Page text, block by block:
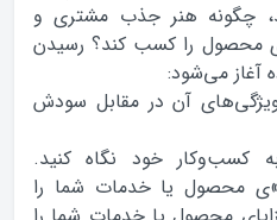
چگونه هنر جذب مشتری و
محصول را کسب کند؟ رسیدن
آغاز می‌شود:
آن در مقابل سودش
کسب‌وکار خود نگاه کنید.
محصول یا خدمات شما را